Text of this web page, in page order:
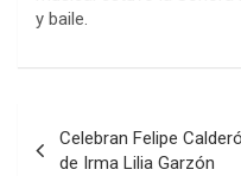
y baile.
de
Celebran Felipe
de Irma Lilia Garzón